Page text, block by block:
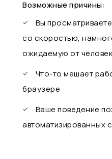
Возможные причины:
Вы
со скоростью,
ожидаемую от
Что-то мешает
браузере
Ваше поведение
автоматизированных